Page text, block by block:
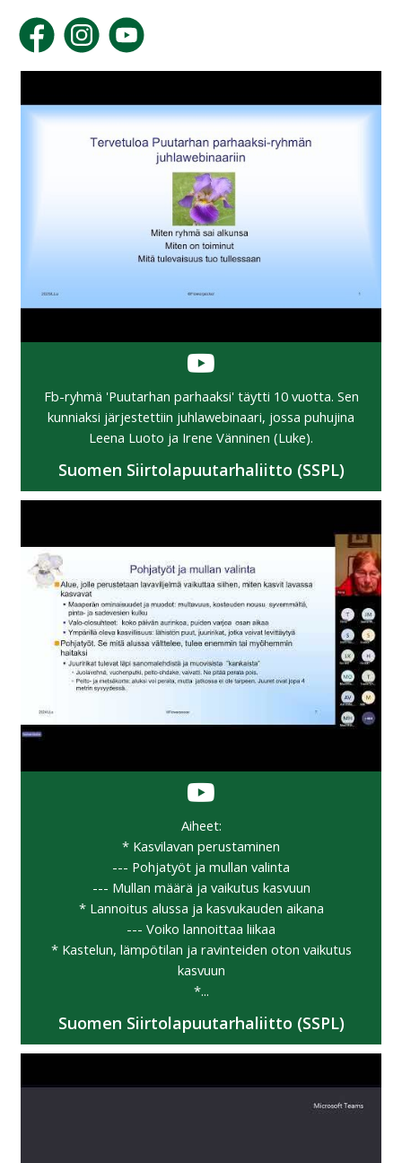
Fb-ryhmä 'Puutarhan parhaaksi' täytti 10 vuotta. Sen
kunniaksi järjestettiin juhlawebinaari, jossa puhujina
Leena Luoto ja Irene Vänninen (Luke).
Suomen Siirtolapuutarhaliitto (SSPL)
Aiheet:
* Kasvilavan perustaminen
--- Pohjatyöt ja mullan valinta
--- Mullan määrä ja vaikutus kasvuun
* Lannoitus alussa ja kasvukauden aikana
--- Voiko lannoittaa liikaa
* Kastelun, lämpötilan ja ravinteiden oton vaikutus
kasvuun
*...
Suomen Siirtolapuutarhaliitto (SSPL)